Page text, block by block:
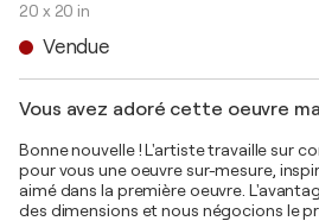
20 x 20 in
Vendue
Vous avez adoré cette oeuvre
Bonne nouvelle ! L'artiste travaille sur
pour vous une oeuvre sur-mesure,
aimé dans la première oeuvre.
des dimensions et nous négocions le